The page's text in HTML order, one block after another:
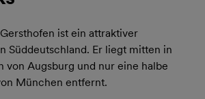
ist ein attraktiver
Süddeutschland. Er liegt mitten in
von Augsburg und nur eine halbe
München entfernt.